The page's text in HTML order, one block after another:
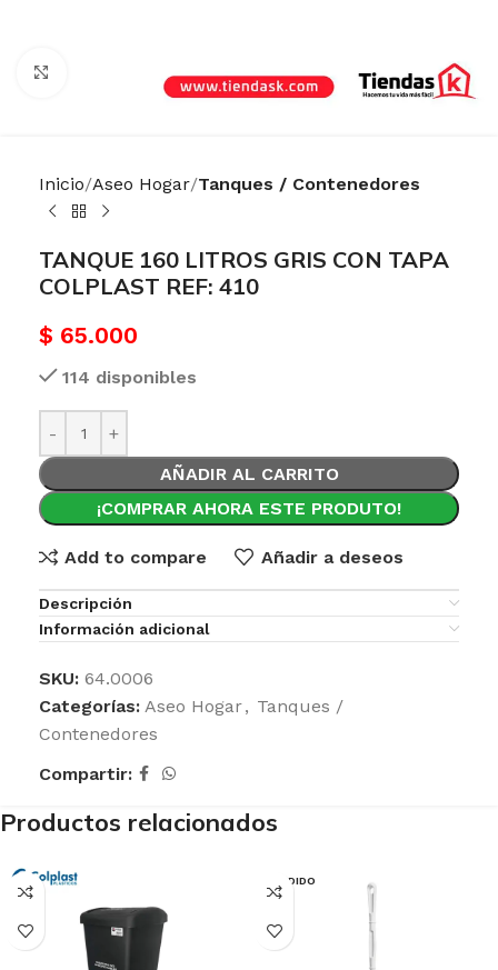
Haga Click para agrandar
Inicio Aseo Hogar Tanques / Contenedores
TANQUE 160 LITROS GRIS CON TAPA
COLPLAST REF: 410
$ 65.000
114 disponibles
AÑADIR AL CARRITO
¡COMPRAR AHORA ESTE PRODUTO!
Add to compare Añadir a deseos
Descripción
Información adicional
SKU: 64.0006
Categorías: Aseo Hogar, Tanques /
Contenedores
Compartir:
Productos relacionados
VENDIDO